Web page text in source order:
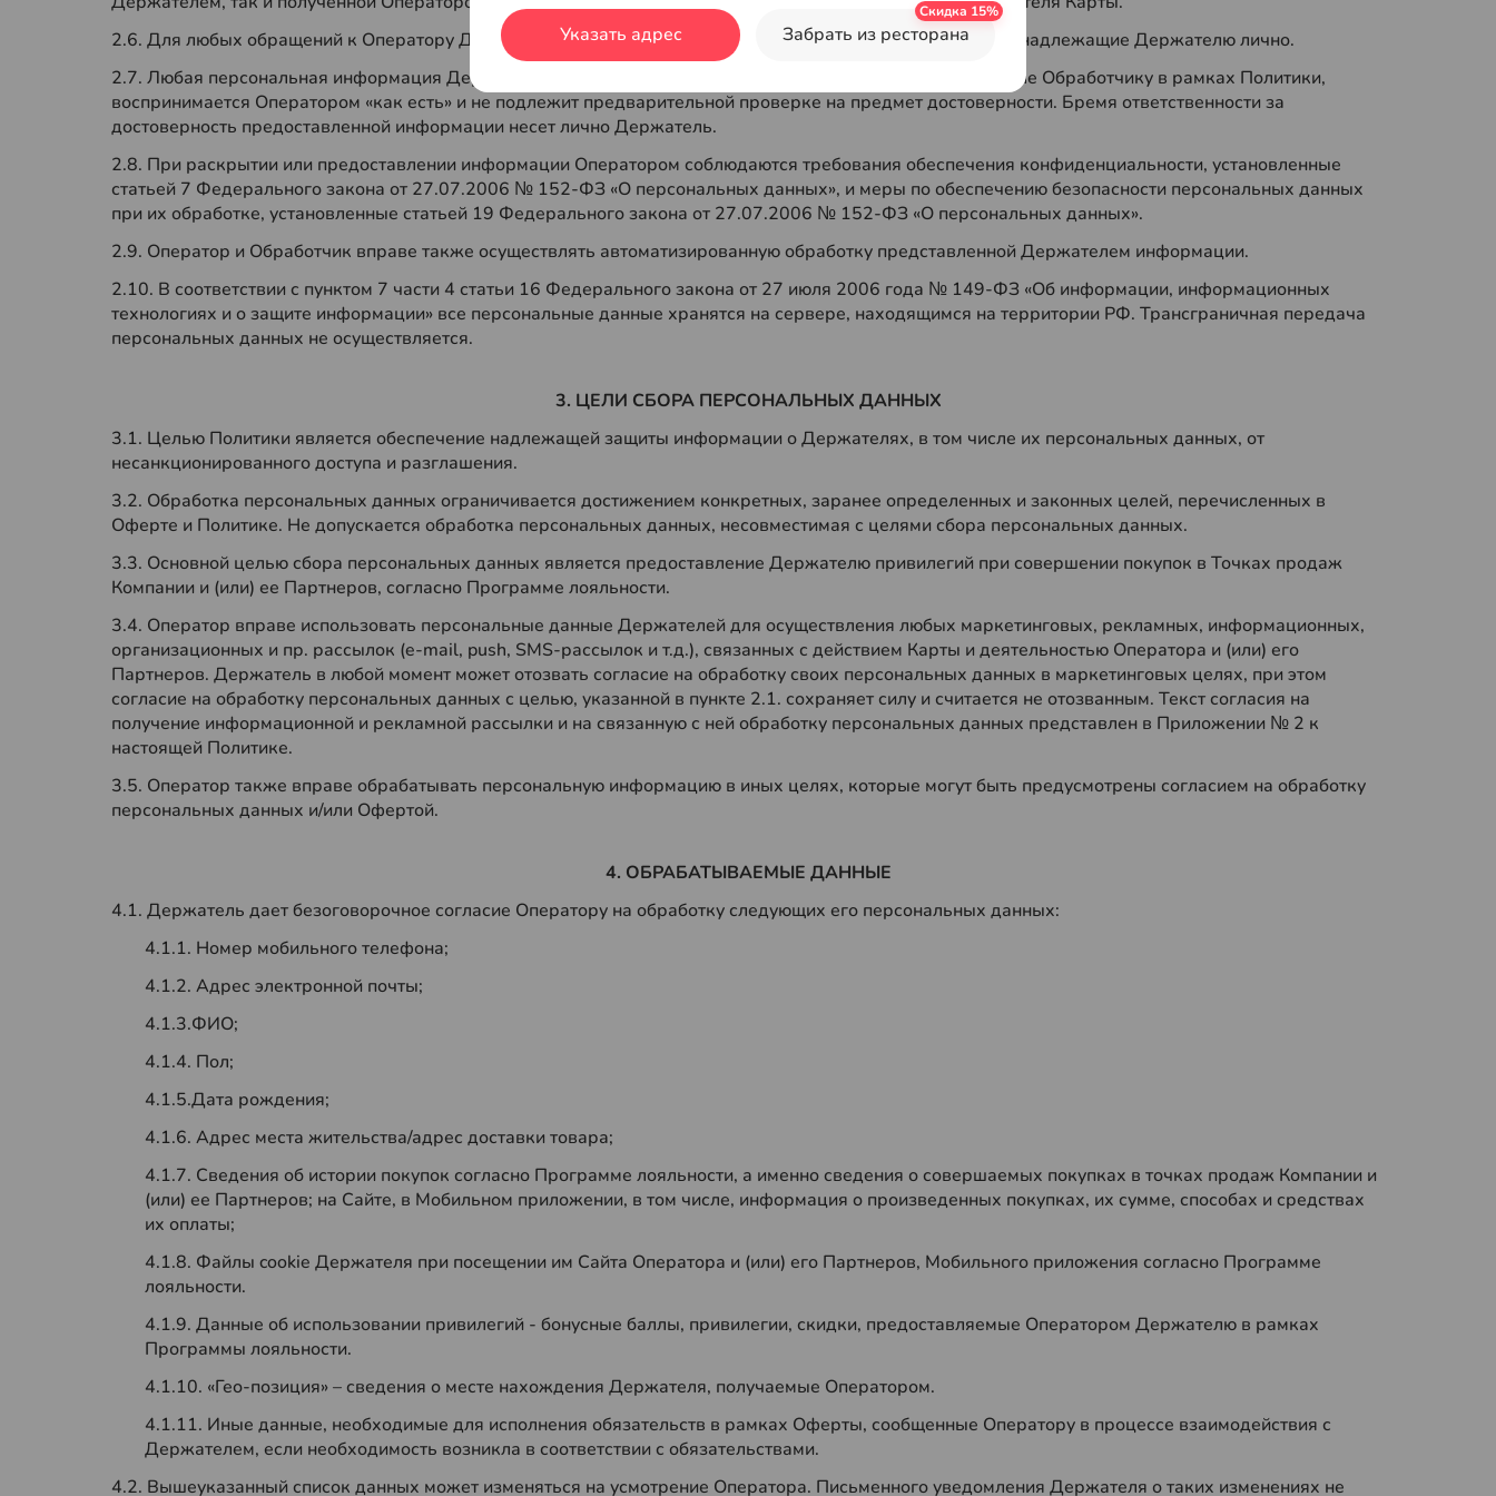
2.6. Для любых обращений к Оператору Держателю надлежит использовать средства коммуникаций, принадлежащие Держателю лично.
2.7. Любая персональная информация Держателя, переданная Оператору и (или) его Партнеру, в том числе Обработчику в рамках Политики,
воспринимается Оператором «как есть» и не подлежит предварительной проверке на предмет достоверности. Бремя ответственности за
достоверность предоставленной информации несет лично Держатель.
2.8. При раскрытии или предоставлении информации Оператором соблюдаются требования обеспечения конфиденциальности, установленные
статьей 7 Федерального закона от 27.07.2006 № 152-ФЗ «О персональных данных», и меры по обеспечению безопасности персональных данных
при их обработке, установленные статьей 19 Федерального закона от 27.07.2006 № 152-ФЗ «О персональных данных».
2.9. Оператор и Обработчик вправе также осуществлять автоматизированную обработку представленной Держателем информации.
2.10. В соответствии с пунктом 7 части 4 статьи 16 Федерального закона от 27 июля 2006 года № 149-ФЗ «Об информации, информационных
технологиях и о защите информации» все персональные данные хранятся на сервере, находящимся на территории РФ. Трансграничная передача
персональных данных не осуществляется.
3. ЦЕЛИ СБОРА ПЕРСОНАЛЬНЫХ ДАННЫХ
3.1. Целью Политики является обеспечение надлежащей защиты информации о Держателях, в том числе их персональных данных, от
несанкционированного доступа и разглашения.
3.2. Обработка персональных данных ограничивается достижением конкретных, заранее определенных и законных целей, перечисленных в
Оферте и Политике. Не допускается обработка персональных данных, несовместимая с целями сбора персональных данных.
3.3. Основной целью сбора персональных данных является предоставление Держателю привилегий при совершении покупок в Точках продаж
Компании и (или) ее Партнеров, согласно Программе лояльности.
3.4. Оператор вправе использовать персональные данные Держателей для осуществления любых маркетинговых, рекламных, информационных,
организационных и пр. рассылок (e-mail, push, SMS-рассылок и т.д.), связанных с действием Карты и деятельностью Оператора и (или) его
Партнеров. Держатель в любой момент может отозвать согласие на обработку своих персональных данных в маркетинговых целях, при этом
согласие на обработку персональных данных с целью, указанной в пункте 2.1. сохраняет силу и считается не отозванным. Текст согласия на
получение информационной и рекламной рассылки и на связанную с ней обработку персональных данных представлен в Приложении № 2 к
настоящей Политике.
3.5. Оператор также вправе обрабатывать персональную информацию в иных целях, которые могут быть предусмотрены согласием на обработку
персональных данных и/или Офертой.
4. ОБРАБАТЫВАЕМЫЕ ДАННЫЕ
4.1. Держатель дает безоговорочное согласие Оператору на обработку следующих его персональных данных:
4.1.1. Номер мобильного телефона;
4.1.2. Адрес электронной почты;
4.1.3.ФИО;
4.1.4. Пол;
4.1.5.Дата рождения;
4.1.6. Адрес места жительства/адрес доставки товара;
4.1.7. Сведения об истории покупок согласно Программе лояльности, а именно сведения о совершаемых покупках в точках продаж Компании и
(или) ее Партнеров; на Сайте, в Мобильном приложении, в том числе, информация о произведенных покупках, их сумме, способах и средствах
их оплаты;
4.1.8. Файлы cookie Держателя при посещении им Сайта Оператора и (или) его Партнеров, Мобильного приложения согласно Программе
лояльности.
4.1.9. Данные об использовании привилегий - бонусные баллы, привилегии, скидки, предоставляемые Оператором Держателю в рамках
Программы лояльности.
4.1.10. «Гео-позиция» – сведения о месте нахождения Держателя, получаемые Оператором.
4.1.11. Иные данные, необходимые для исполнения обязательств в рамках Оферты, сообщенные Оператору в процессе взаимодействия с
Держателем, если необходимость возникла в соответствии с обязательствами.
4.2. Вышеуказанный список данных может изменяться на усмотрение Оператора. Письменного уведомления Держателя о таких изменениях не
Указать адрес Забрать из ресторана